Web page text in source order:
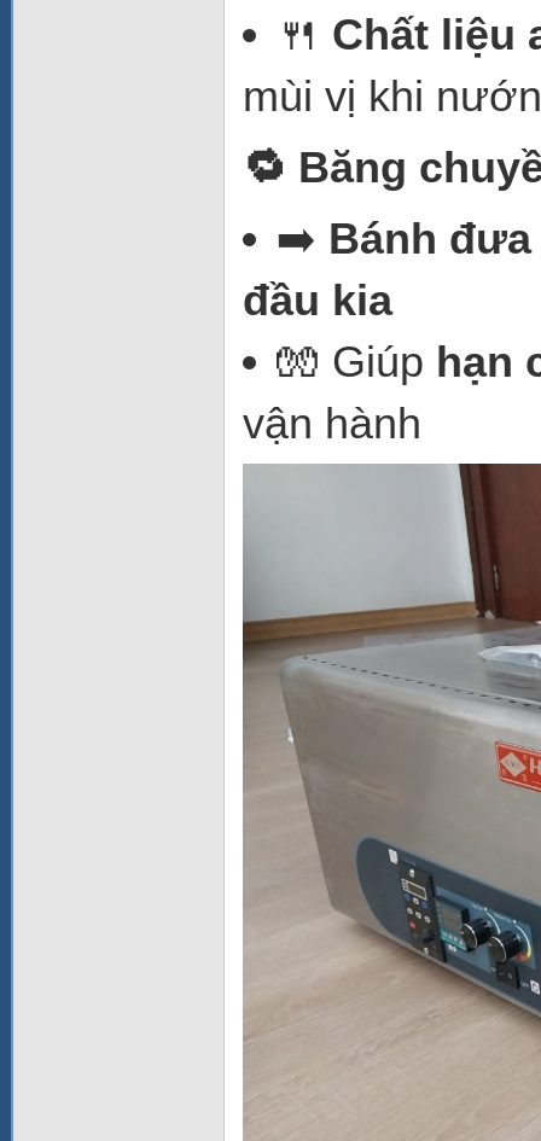
🍴 Chất liệu
mùi vị khi
🔁 Băng
➡️ Bánh
đầu kia
🧤 Giúp hạn
vận hành